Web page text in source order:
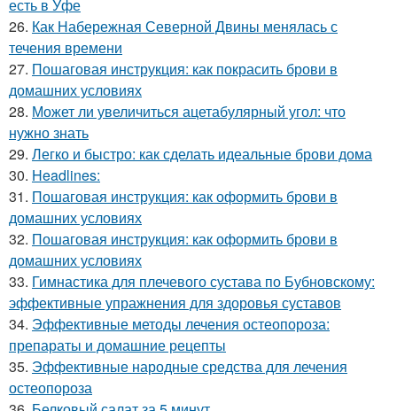
есть в Уфе
26. Как Набережная Северной Двины менялась с
течения времени
27. Пошаговая инструкция: как покрасить брови в
домашних условиях
28. Может ли увеличиться ацетабулярный угол: что
нужно знать
29. Легко и быстро: как сделать идеальные брови дома
30. Headlines:
31. Пошаговая инструкция: как оформить брови в
домашних условиях
32. Пошаговая инструкция: как оформить брови в
домашних условиях
33. Гимнастика для плечевого сустава по Бубновскому:
эффективные упражнения для здоровья суставов
34. Эффективные методы лечения остеопороза:
препараты и домашние рецепты
35. Эффективные народные средства для лечения
остеопороза